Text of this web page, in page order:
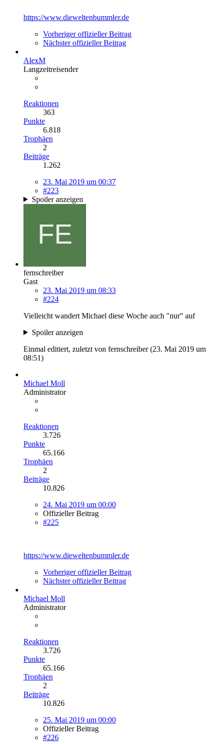
https://www.dieweltenbummler.de
Vorheriger offizieller Beitrag
Nächster offizieller Beitrag
AlexM
Langzeitreisender
Reaktionen
363
Punkte
6.818
Trophäen
2
Beiträge
1.262
23. Mai 2019 um 00:37
#223
Spoiler anzeigen
fernschreiber
Gast
23. Mai 2019 um 08:33
#224
Vielleicht wandert Michael diese Woche auch "nur" auf
Spoiler anzeigen
Einmal editiert, zuletzt von fernschreiber (23. Mai 2019 um
08:51)
Michael Moll
Administrator
Reaktionen
3.726
Punkte
65.166
Trophäen
2
Beiträge
10.826
24. Mai 2019 um 00:00
Offizieller Beitrag
#225
https://www.dieweltenbummler.de
Vorheriger offizieller Beitrag
Nächster offizieller Beitrag
Michael Moll
Administrator
Reaktionen
3.726
Punkte
65.166
Trophäen
2
Beiträge
10.826
25. Mai 2019 um 00:00
Offizieller Beitrag
#226